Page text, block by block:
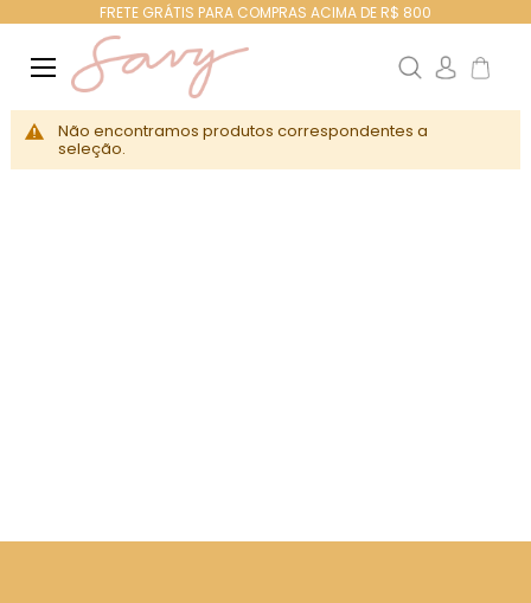
FRETE GRÁTIS PARA COMPRAS ACIMA DE R$ 800
Search
Meu
Não encontramos produtos correspondentes a
seleção.